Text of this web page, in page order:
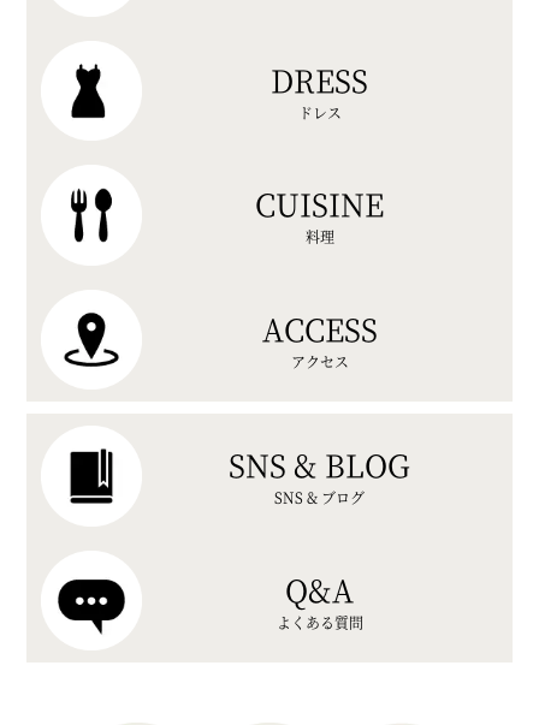
DRESS
ドレス
CUISINE
料理
ACCESS
アクセス
SNS & BLOG
SNS & ブログ
Q&A
よくある質問